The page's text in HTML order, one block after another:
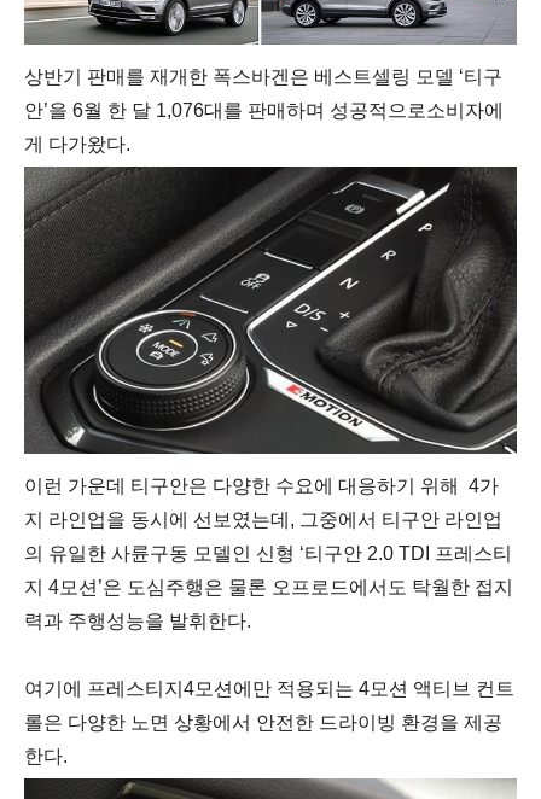
상반기 판매를 재개한 폭스바겐은 베스트셀링 모델 ‘티구
안’을 6월 한 달 1,076대를 판매하며 성공적으로소비자에
게 다가왔다.
이런 가운데 티구안은 다양한 수요에 대응하기 위해 4가
지
라인업을 동시에 선보였는데 , 그중에서 티 구안 라인업
의 유일한 사륜구동 모델인 신형 ‘티구안 2.0 TDI
프레스티
지 4모션 ’은 도심주행은 물론 오프로드에서도 탁월한 접지
력과 주행성능을 발휘한다.
여기에 프레스티지 4모션에만 적용되는 4모션 액티브 컨트
롤은 다양한 노면 상황에서 안전한 드라이빙 환경을 제공
한다.